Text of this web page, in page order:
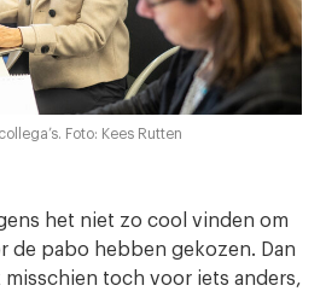
Foto: Kees Rutten
het niet zo cool vinden om
de pabo hebben gekozen. Dan
toch voor iets anders,